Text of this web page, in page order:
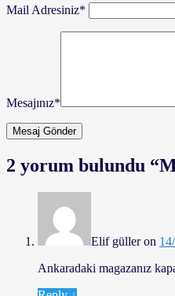
Mail Adresiniz*
Mesajınız*
2 yorum bulundu “
Elif gülleron
Ankaradaki magazanız